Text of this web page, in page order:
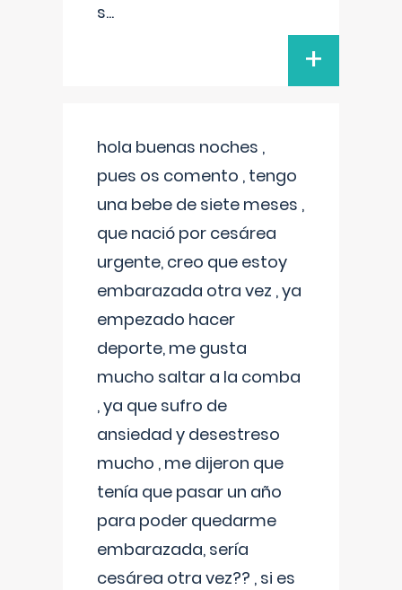
s...
+
hola buenas noches ,
pues os comento , tengo
una bebe de siete meses ,
que nació por cesárea
urgente, creo que estoy
embarazada otra vez , ya
empezado hacer
deporte, me gusta
mucho saltar a la comba
, ya que sufro de
ansiedad y desestreso
mucho , me dijeron que
tenía que pasar un año
para poder quedarme
embarazada, sería
cesárea otra vez?? , si es